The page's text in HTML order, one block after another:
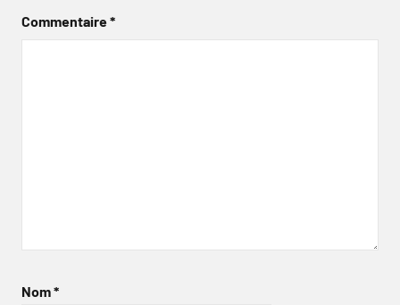
Commentaire*
Nom*